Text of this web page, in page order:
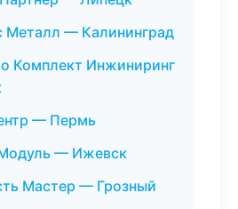
Металл — Калининград
Комплект Инжиниринг
— Пермь
— Ижевск
Мастер — Грозный